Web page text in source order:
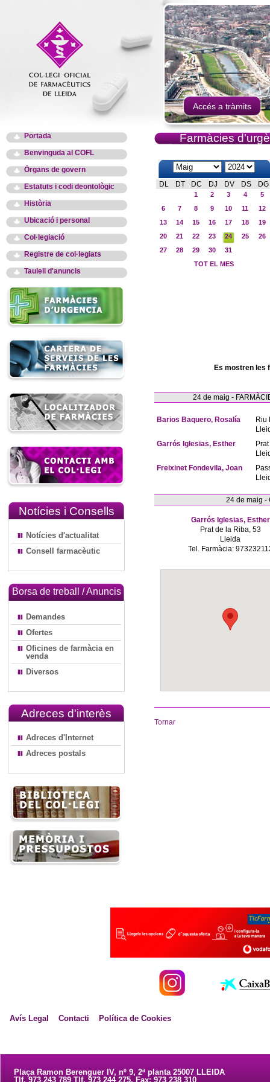
Accés a tràmits
Portada
Benvinguda al COFL
Òrgans de govern
Estatuts i codi deontològic
Història
Ubicació i personal
Col·legiació
Registre de col·legiats
Taulell d'anuncis
Notícies i Consells
Notícies d'actualitat
Consell farmacèutic
Borsa de treball / Anuncis
Demandes
Ofertes
Oficines de farmàcia en
venda
Diversos
Adreces d'interès
Adreces d'Internet
Adreces postals
Farmàcies
DL DT DC DJ DV DS DG
1 2 3 4
5
6
7 8 9 10 11
12
13
14 15 16 17 18
19
20
21 22 23 24 25
26
27
28 29 30
31
TOT EL MES
Es mostren les
24 de maig -
Barios Baquero, Rosalía
Riu
Garrós Iglesias, Esther
Freixinet Fondevila, Joan
24 de maig -
Garrós Iglesias, Esther
Prat de la Riba, 53
Lleida
Tel. Farmàcia:
Tornar
Avís Legal Contacti Política de Cookies
Plaça Ramon Berenguer IV, nº 9, 2ª planta 25007 LLEIDA
Tlf. 973 243 789 Tlf. 973 244 275. Fax: 973 238 310